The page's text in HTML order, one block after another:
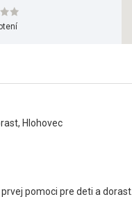
Hlohovec
pomoci pre deti a dorast.